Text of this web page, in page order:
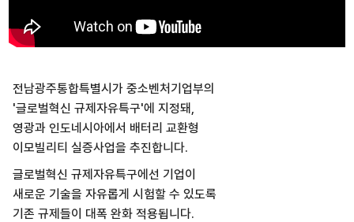
전남광주통합특별시가 중소벤처기업부의
'글로벌혁신 규제자유특구'에 지정돼,
영광과 인도네시아에서 배터리 교환형
이모빌리티 실증사업을 추진합니다.
글로벌혁신 규제자유특구에선 기업이
새로운 기술을 자유롭게 시험할 수 있도록
기존 규제들이 대폭 완화 적용됩니다.